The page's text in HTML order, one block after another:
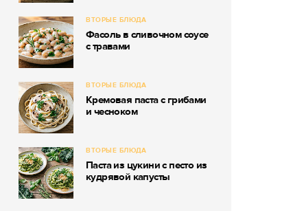
ВТОРЫЕ БЛЮДА
Фасоль в сливочном соусе
с травами
ВТОРЫЕ БЛЮДА
Кремовая паста с грибами
и чесноком
ВТОРЫЕ БЛЮДА
Паста из цукини с песто из
кудрявой капусты